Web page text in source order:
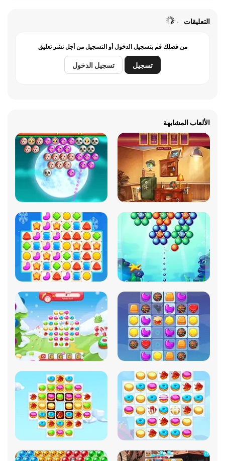
التعليقات
من فضلك قم بتسجيل الدخول أو التسجيل من أجل نشر تعليق
تسجيل تسجيل الدخول
الألعاب المشابهة